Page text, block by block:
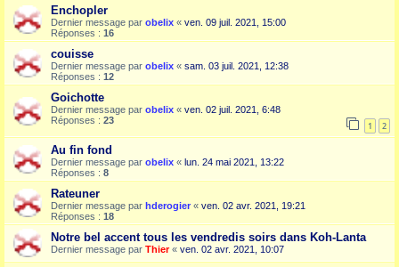
Enchopler
Dernier message par obelix « ven. 09 juil. 2021, 15:00
Réponses : 16
couisse
Dernier message par obelix « sam. 03 juil. 2021, 12:38
Réponses : 12
Goichotte
Dernier message par obelix « ven. 02 juil. 2021, 6:48
Réponses : 23 1 2
Au fin fond
Dernier message par obelix « lun. 24 mai 2021, 13:22
Réponses : 8
Rateuner
Dernier message par hderogier « ven. 02 avr. 2021, 19:21
Réponses : 18
Notre bel accent tous les vendredis soirs dans Koh-Lanta
Dernier message par Thier« ven. 02 avr. 2021, 10:07